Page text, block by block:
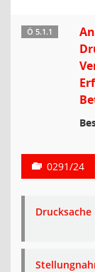
Ö 5.1.1
0291/24
Drucksache